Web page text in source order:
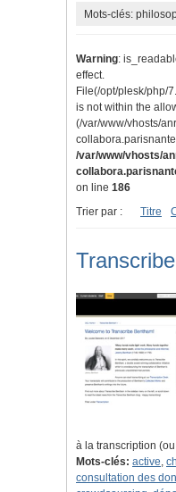
Mots-clés:
Warning:
effect.
File(/opt/plesk/php/
is not within the
(/var/www/vhosts/
/var/www/vhosts/
on line 186
Trier par :
Titre
à la transcription
Mots-clés: active,
consultation des